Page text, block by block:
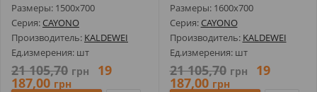
Размеры: 1500х700
Серия: CAYONO
Производитель: KALDEWEI
Ед.измерения: шт
21 105,70 грн 19
187,00 грн
Размеры: 1600х700
Серия: CAYONO
Производитель: KALDEWEI
Ед.измерения: шт
21 105,70 грн 19
187,00 грн